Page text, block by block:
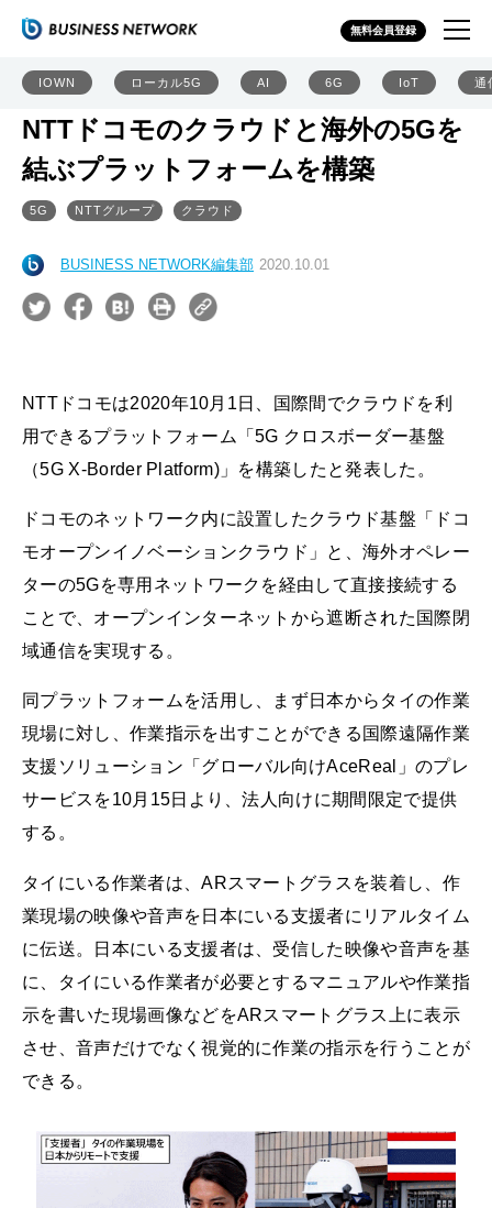
無料会員登録
IOWN ローカル5G AI 6G IoT 通
NTTドコモのクラウドと海外の5Gを
結ぶプラットフォームを構築
5G NTTグループ クラウド
BUSINESS NETWORK編集部 2020.10.01
NTTドコモは2020年10月1日、国際間でクラウドを利
用できるプラットフォーム「5G クロスボーダー基盤
（5G X-Border Platform)」を構築したと発表した。
ドコモのネットワーク内に設置したクラウド基盤「ドコ
モオープンイノベーションクラウド」と、海外オペレー
ターの5Gを専用ネットワークを経由して直接接続する
ことで、オープンインターネットから遮断された国際閉
域通信を実現する。
同プラットフォームを活用し、まず日本からタイの作業
現場に対し、作業指示を出すことができる国際遠隔作業
支援ソリューション「グローバル向けAceReal」のプレ
サービスを10月15日より、法人向けに期間限定で提供
する。
タイにいる作業者は、ARスマートグラスを装着し、作
業現場の映像や音声を日本にいる支援者にリアルタイム
に伝送。日本にいる支援者は、受信した映像や音声を基
に、タイにいる作業者が必要とするマニュアルや作業指
示を書いた現場画像などをARスマートグラス上に表示
させ、音声だけでなく視覚的に作業の指示を行うことが
できる。